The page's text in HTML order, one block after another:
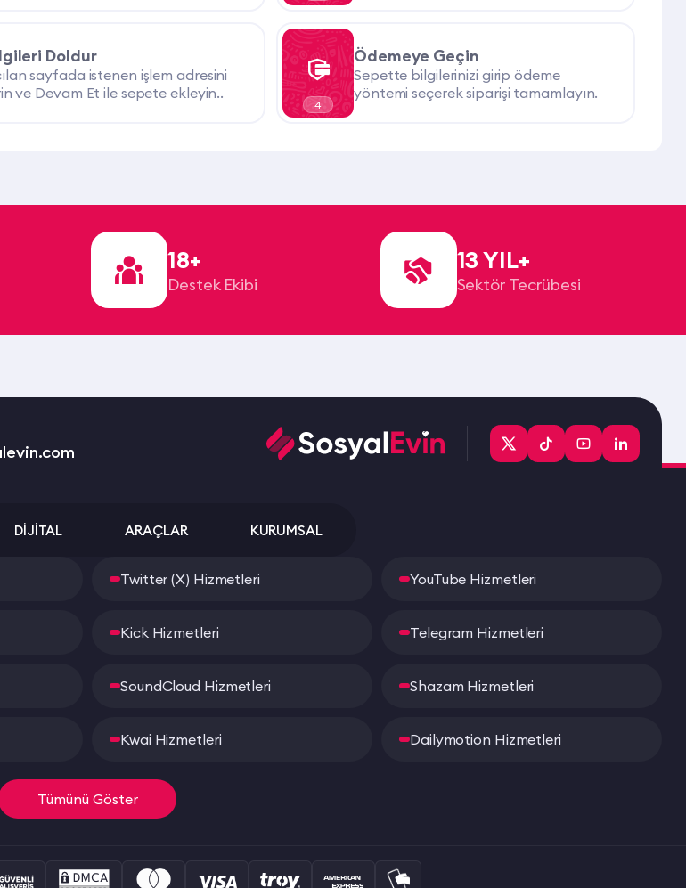
Doldur
sayfada istenen işlem adresini
ve Devam Et ile sepete ekleyin..
4
Ödemeye Geçin
Sepette bilgilerinizi girip ödeme
yöntemi seçerek siparişi tamamlayın.
18+
Destek Ekibi
13 YIL+
Sektör Tecrübesi
DİJİTAL ARAÇLAR KURUMSAL
Twitter (X) Hizmetleri YouTube Hizmetleri
Kick Hizmetleri Telegram Hizmetleri
SoundCloud Hizmetleri Shazam Hizmetleri
Kwai Hizmetleri Dailymotion Hizmetleri
Tümünü Göster